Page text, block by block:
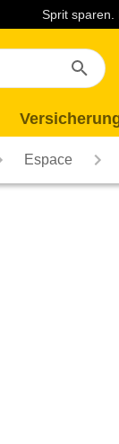
Sprit sparen.
Espace